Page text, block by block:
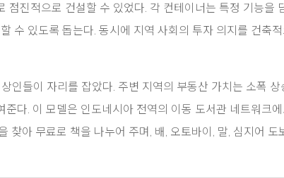
점진적으로 건설할 수 있었다. 각 컨테이너는 특정 기능을
수 있도록 돕는다. 동시에 지역 사회의 투자 의지를 건축적
인들이 자리를 잡았다. 주변 지역의 부동산 가치는 소폭 상
다. 이 모델은 인도네시아 전역의 이동 도서관 네트워크에
찾아 무료로 책을 나누어 주며, 배, 오토바이, 말, 심지어 도